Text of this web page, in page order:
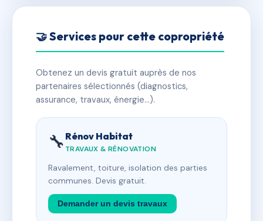
🤝 Services pour cette copropriété
Obtenez un devis gratuit auprès de nos
partenaires sélectionnés (diagnostics,
assurance, travaux, énergie…).
🔧 Rénov Habitat
TRAVAUX & RÉNOVATION
Ravalement, toiture, isolation des parties
communes. Devis gratuit.
Demander un devis travaux